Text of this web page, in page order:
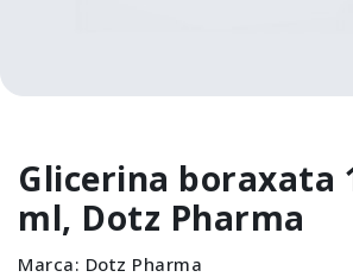
Glicerina boraxata
ml, Dotz Pharma
Marca: Dotz Pharma